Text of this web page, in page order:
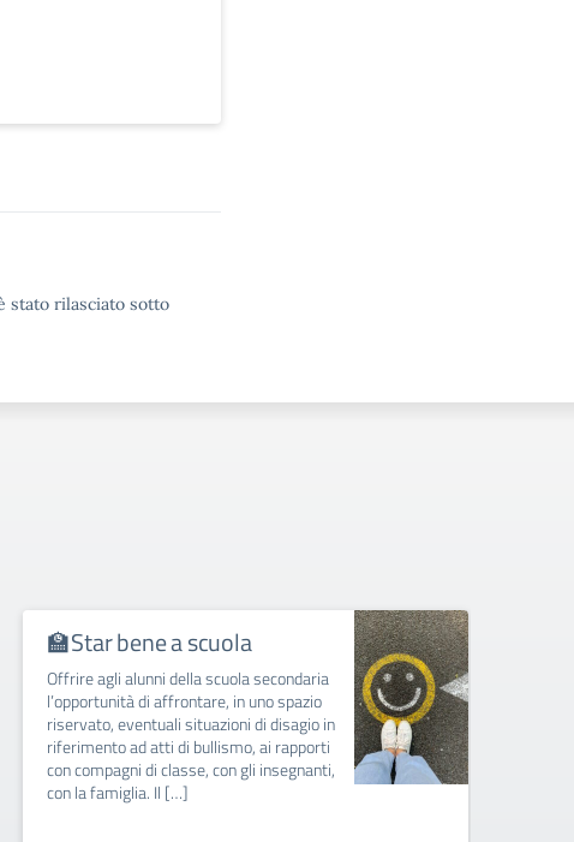
stato rilasciato sotto
🏫Star bene a scuola
Offrire agli alunni della scuola secondaria
l’opportunità di affrontare, in uno spazio
riservato, eventuali situazioni di disagio in
riferimento ad atti di bullismo, ai rapporti
con compagni di classe, con gli insegnanti,
con la famiglia. Il […]